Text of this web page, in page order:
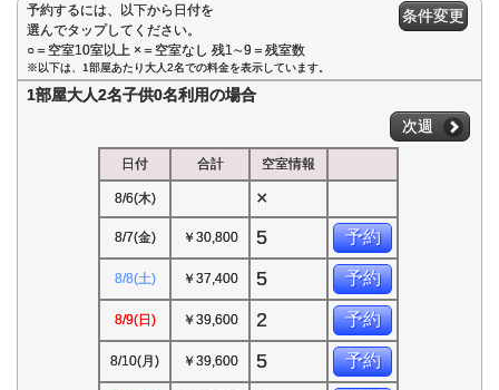
予約するには、以下から日付を
選んでタップしてください。
○＝空室10室以上 ×＝空室なし 残1∼9＝残室数
条件変更
※以下は、1部屋あたり大人2名での料金を表示しています。
1部屋大人2名子供0名利用の場合
次週
日付 合計 空室情報
8/6(木) ×
8/7(金) ￥30,800 5 予約
8/8(土) ￥37,400 5 予約
8/9(日) ￥39,600 2 予約
8/10(月) ￥39,600 5 予約